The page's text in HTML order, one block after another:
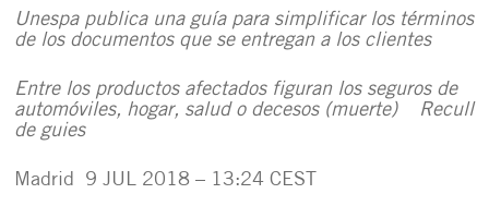
Unespa publica una guía para simplificar los términos
de los documentos que se entregan a los clientes
Entre los productos afectados figuran los seguros de
automóviles, hogar, salud o decesos (muerte) Recull
de guies
Madrid 9 JUL 2018 – 13:24 CEST